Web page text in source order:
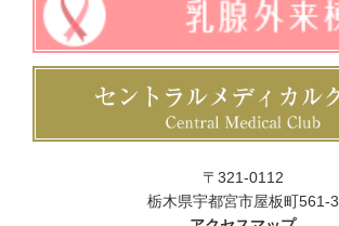
〒321-0112
栃木県宇都宮市屋板町561-3